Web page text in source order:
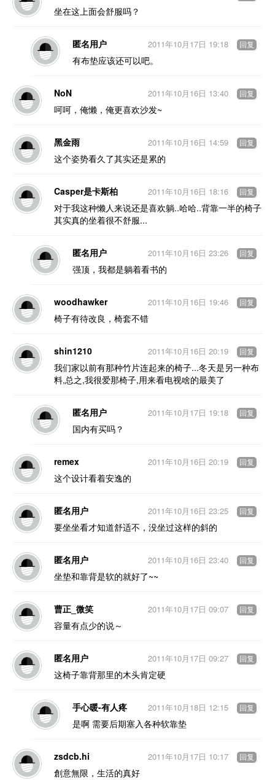
坐在这上面会舒服吗？
匿名用户
有布垫应该还可以吧。
2011年10月17日 19:18 回复
NoN
呵呵，俺懒，俺更喜欢沙发~
2011年10月16日 13:40 回复
黑金雨
这个姿势看久了其实还是累的
2011年10月16日 14:59 回复
Casper是卡斯柏
对于我这种懒人来说还是喜欢躺..哈哈..背靠一半的椅子
其实真的坐着很不舒服...
2011年10月16日 18:16 回复
匿名用户
强顶，我都是躺着看书的
2011年10月16日 23:26 回复
woodhawker
椅子有待改良，椅套不错
2011年10月16日 19:46 回复
shin1210
我们家以前有那种竹片连起来的椅子...冬天是另一种布
料,总之,我很爱那椅子,用来看电视啥的最美了
2011年10月16日 20:19 回复
匿名用户
国内有买吗？
2011年10月17日 19:18 回复
remex
这个设计看着安逸的
2011年10月16日 20:19 回复
匿名用户
要坐坐看才知道舒适不，没坐过这样的斜的
2011年10月16日 23:25 回复
匿名用户
坐垫和靠背是软的就好了~~
2011年10月16日 23:40 回复
曹正_微笑
容量有点少的说～
2011年10月17日 09:07 回复
匿名用户
这椅子靠背那里的木头肯定硬
2011年10月17日 09:27 回复
手心暖-有人疼
是啊 需要后期塞入各种软靠垫
2011年10月18日 12:15 回复
zsdcb.hi
創意無限，生活的真好
2011年10月17日 10:17 回复